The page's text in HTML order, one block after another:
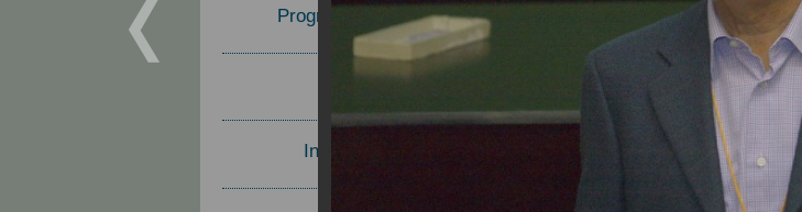
Program Committee
Topics
Invited Speakers